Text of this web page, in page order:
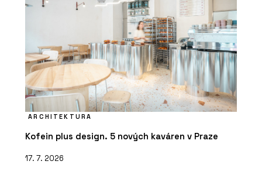
ARCHITEKTURA
Kofein plus design. 5 nových kaváren v Praze
17. 7. 2026